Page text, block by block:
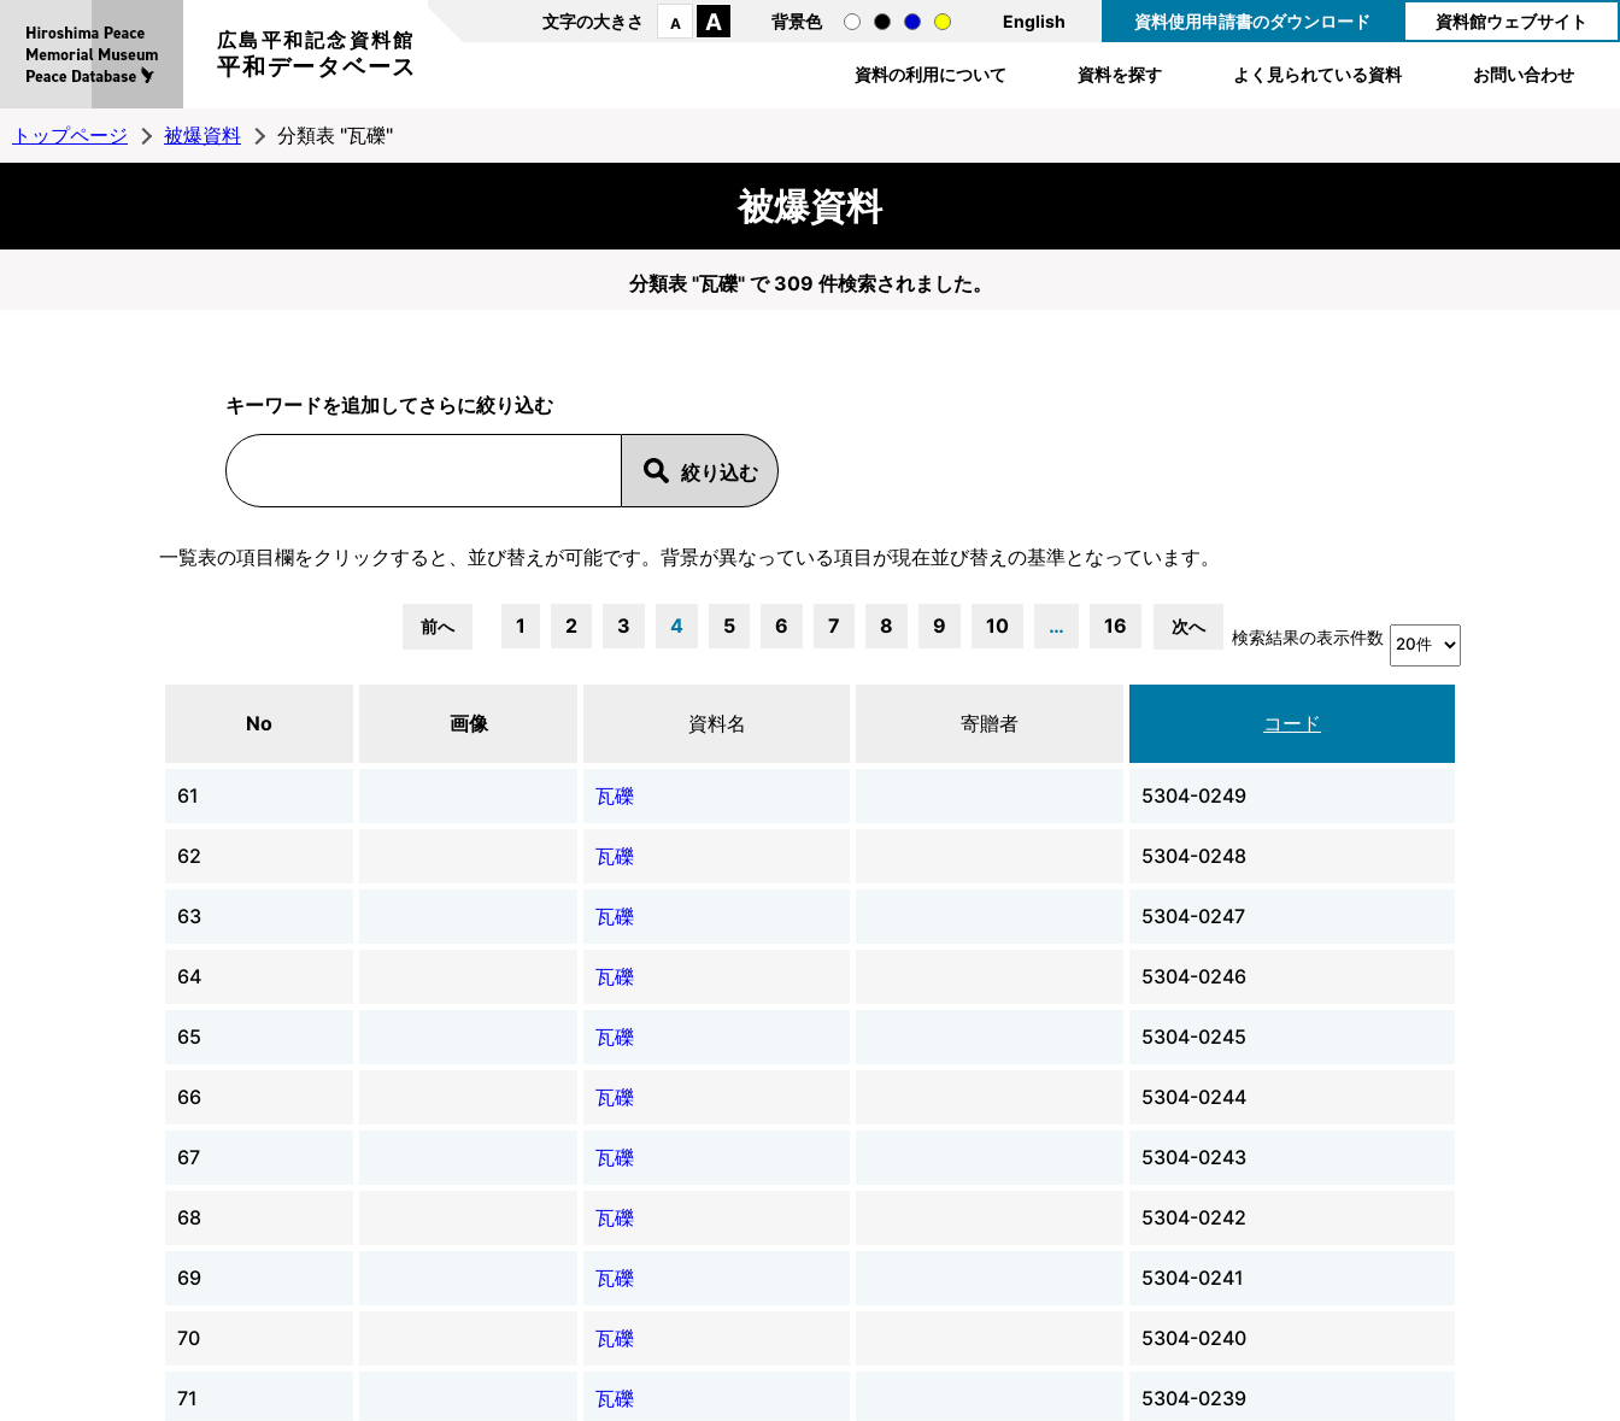
広島平和記念資料館
平和データベース
文字の大きさ A A 背景色 English 資料使用申請書のダウンロード 資料館ウェブサイト
資料の利用について 資料を探す よく見られている資料 お問い合わせ
トップページ 被爆資料 分類表 "瓦礫"
被爆資料
分類表 "瓦礫" で 309 件検索されました。
キーワードを追加してさらに絞り込む
一覧表の項目欄をクリックすると、並び替えが可能です。背景が異なっている項目が現在並び替えの基準となっています。
前へ 1 2 3 4 5 6 7 8 9 10 … 16 次へ
検索結果の表示件数
No 画像 資料名 寄贈者 コード
61 瓦礫 5304-0249
62 瓦礫 5304-0248
63 瓦礫 5304-0247
64 瓦礫 5304-0246
65 瓦礫 5304-0245
66 瓦礫 5304-0244
67 瓦礫 5304-0243
68 瓦礫 5304-0242
69 瓦礫 5304-0241
70 瓦礫 5304-0240
71 瓦礫 5304-0239